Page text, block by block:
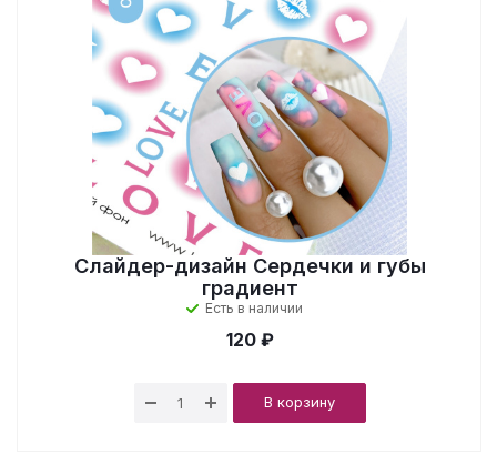
Слайдер-дизайн Сердечки и губы
градиент
Есть в наличии
120 ₽
В корзину